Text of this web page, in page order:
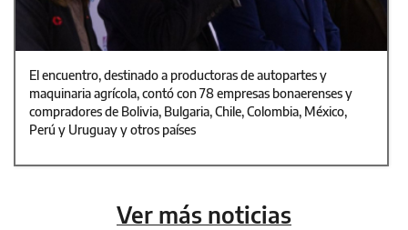
El encuentro, destinado a productoras de autopartes y
maquinaria agrícola, contó con 78 empresas bonaerenses y
compradores de Bolivia, Bulgaria, Chile, Colombia, México,
Perú y Uruguay y otros países
Ver más noticias